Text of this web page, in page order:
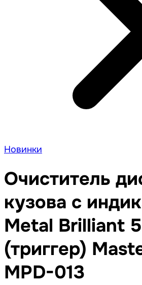
Новинки
Очиститель
кузова с
Metal Brilliant
(триггер)
MPD-013